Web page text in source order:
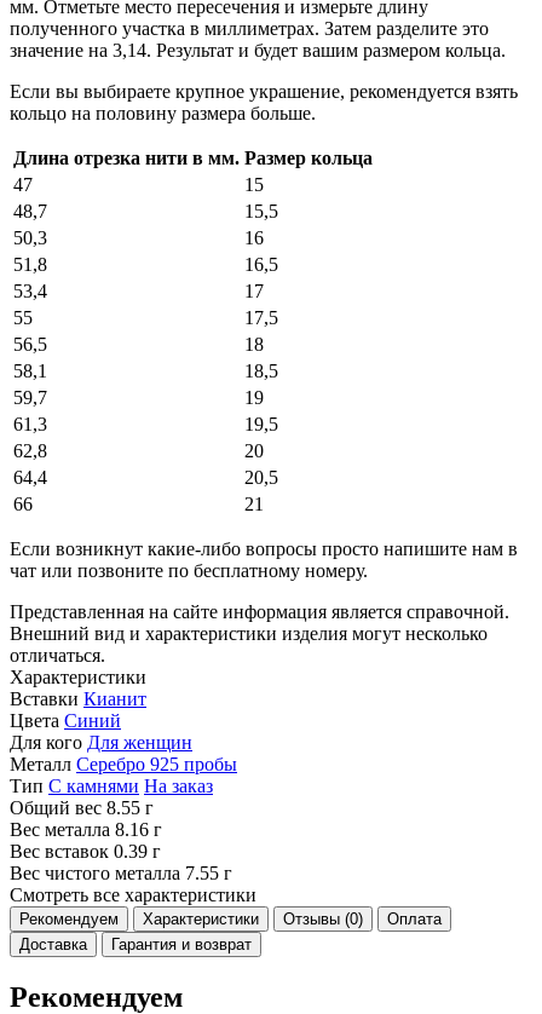
мм. Отметьте место пересечения и измерьте длину
полученного участка в миллиметрах. Затем разделите это
значение на 3,14. Результат и будет вашим размером кольца.
Если вы выбираете крупное украшение, рекомендуется взять
кольцо на половину размера больше.
Длина отрезка нити в мм. Размер кольца
47
15
48,7
15,5
50,3
16
51,8
16,5
53,4
17
55
17,5
56,5
18
58,1
18,5
59,7
19
61,3
19,5
62,8
20
64,4
20,5
66
21
Если возникнут какие-либо вопросы просто напишите нам в
чат или позвоните по бесплатному номеру.
Представленная на сайте информация является справочной.
Внешний вид и характеристики изделия могут несколько
отличаться.
Характеристики
Вставки Кианит
Цвета Синий
Для кого Для женщин
Металл Серебро 925 пробы
Тип С камнями На заказ
Общий вес 8.55 г
Вес металла 8.16 г
Вес вставок 0.39 г
Вес чистого металла 7.55 г
Смотреть все характеристики
Рекомендуем Характеристики Отзывы (0)
Оплата
Доставка
Гарантия и возврат
Рекомендуем